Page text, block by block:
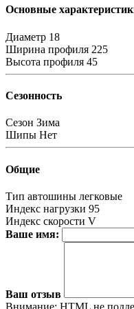
Основные
Диаметр 18
Ширина профиля 225
Высота профиля 45
Сезонность
Сезон Зима
Шипы Нет
Общие
Тип автошины легковые
Индекс нагрузки 95
Индекс скорости V
Ваше имя:
Ваш отзыв
Внимание: HTML не